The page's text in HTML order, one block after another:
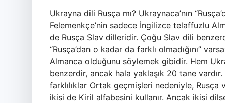
Ukrayna dili Rusça mı? Ukraynaca’nın
Felemenkçe’nin sadece İngilizce telaffuzlu
de Rusça Slav dilleridir. Çoğu Slav dili
“Rusça’dan o kadar da farklı olmadığını”
Almanca olduğunu söylemek gibidir. Hem
benzerdir, ancak hala yaklaşık 20 tane
farklılıklar Ortak geçmişleri nedeniyle,
ikisi de Kiril alfabesini kullanır. Ancak ikisi